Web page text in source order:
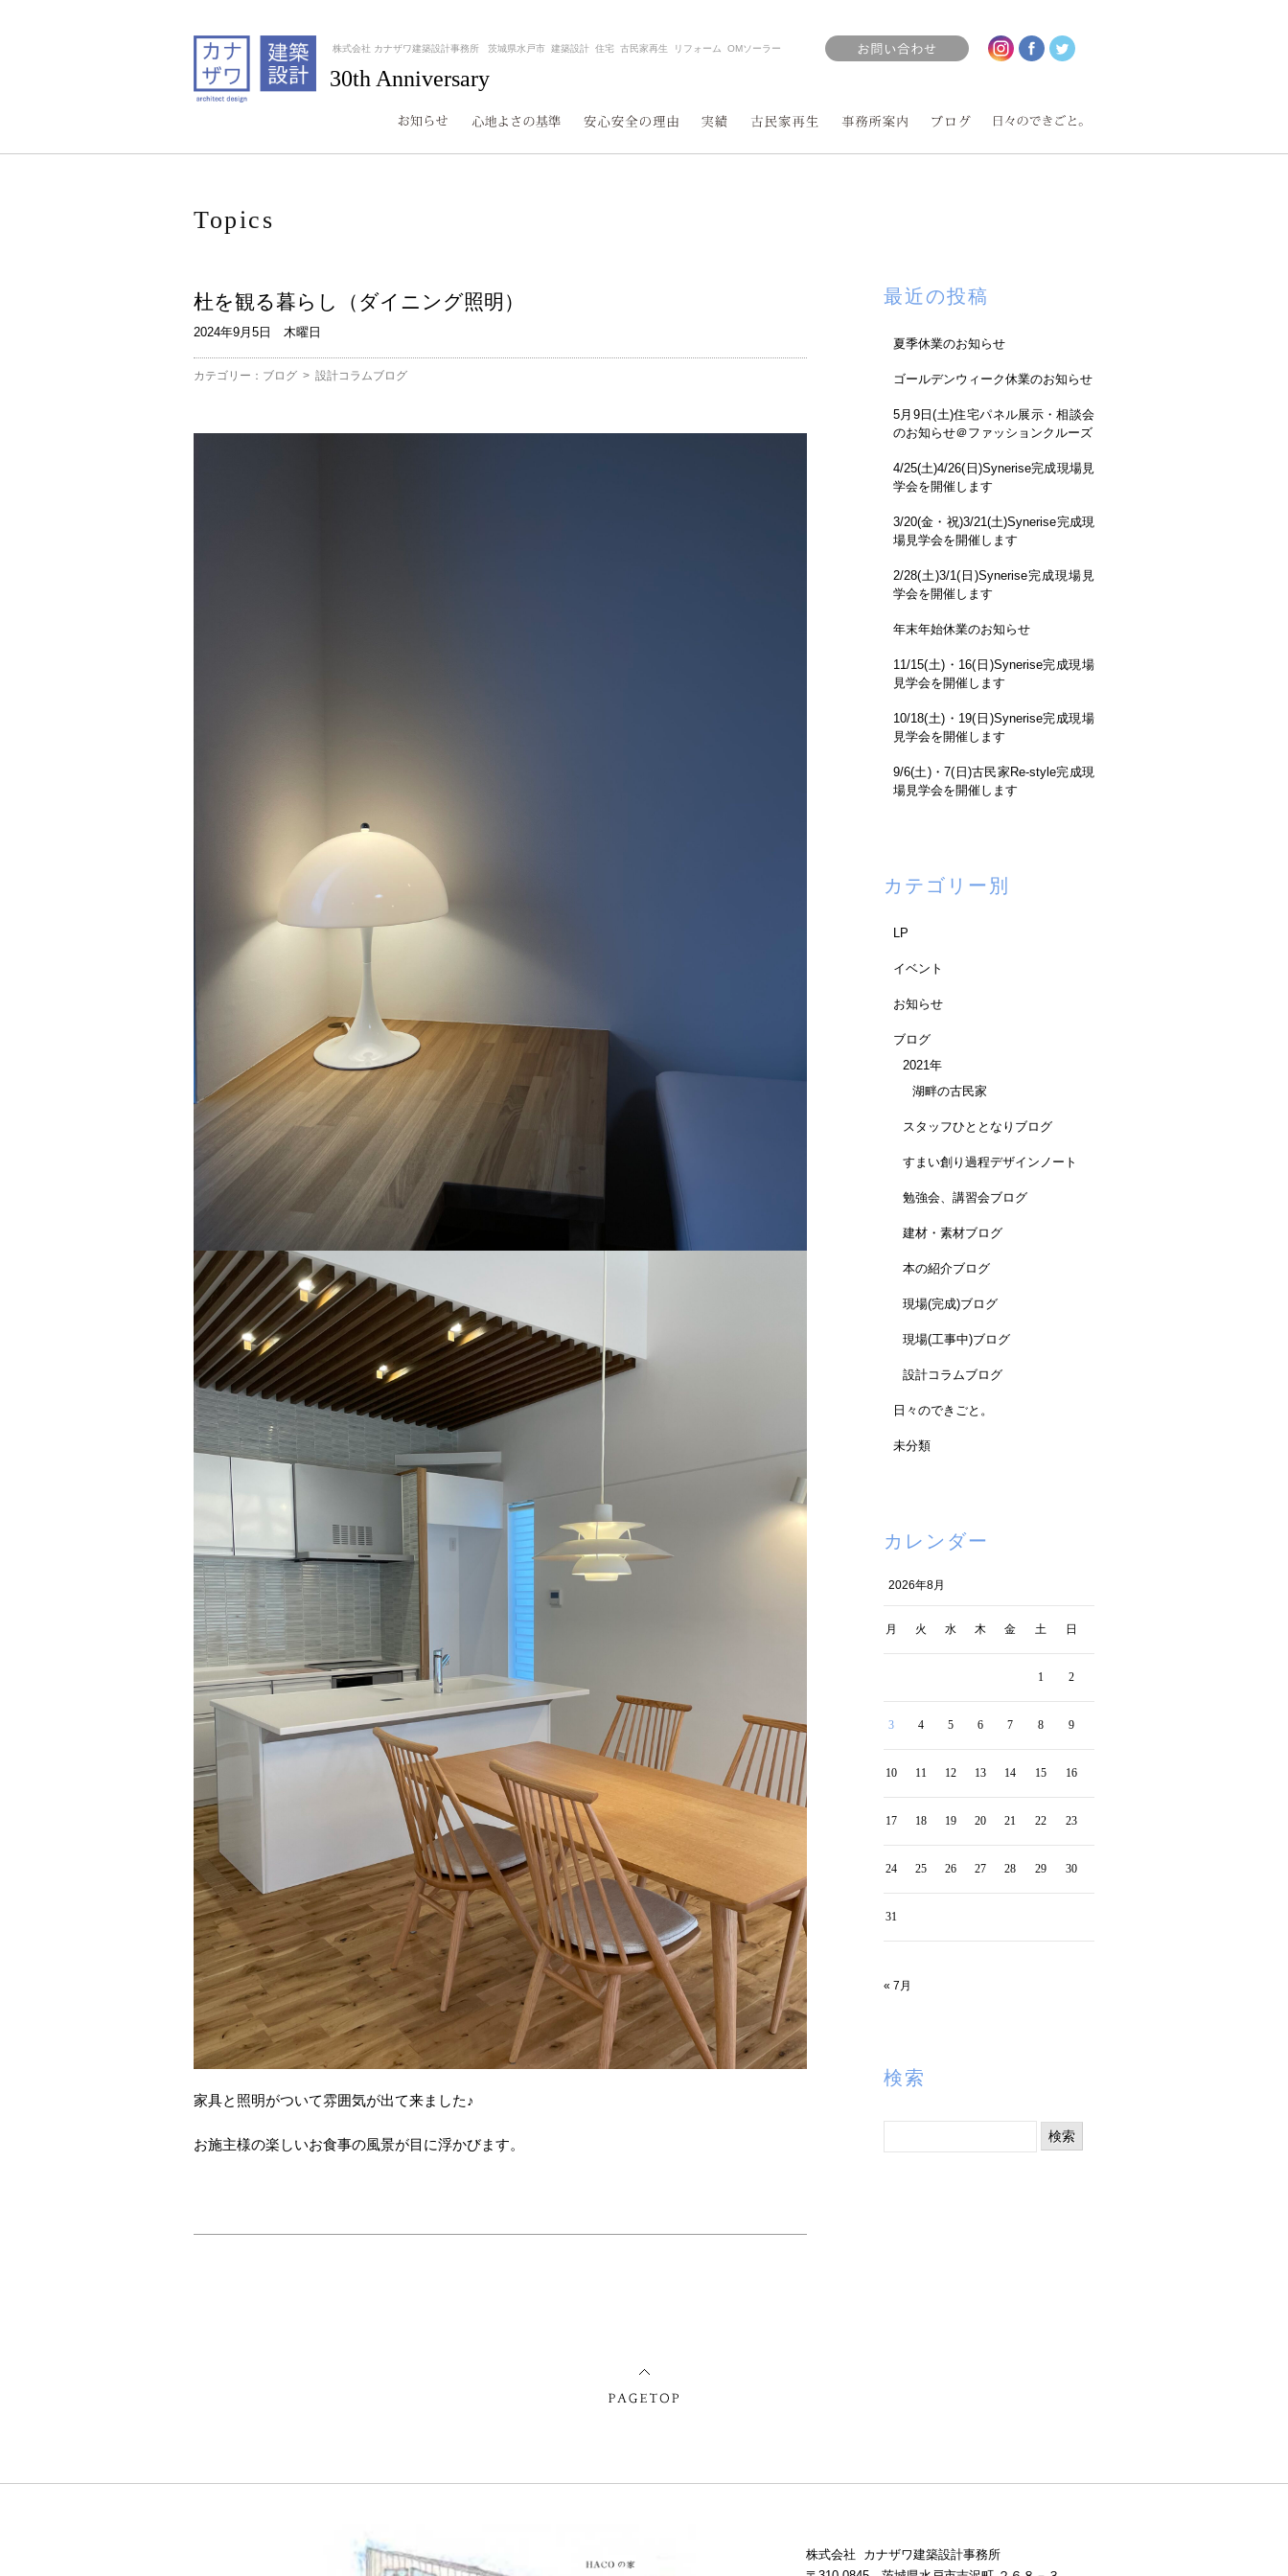
30th Anniversary
株式会社 カナザワ建築設計事務所 茨城県水戸市 建築設計 住宅 古民家再生 リフォーム OMソーラー
Topics
杜を観る暮らし（ダイニング照明）
2024年9月5日 木曜日
カテゴリー： ブログ > 設計コラムブログ
家具と照明がついて雰囲気が出て来ました♪
お施主様の楽しいお食事の風景が目に浮かびます。
最近の投稿
夏季休業のお知らせ
ゴールデンウィーク休業のお知らせ
5月9日(土)住宅パネル展示・相談会
のお知らせ＠ファッションクルーズ
4/25(土)4/26(日)Synerise完成現場見
学会を開催します
3/20(金・祝)3/21(土)Synerise完成現
場見学会を開催します
2/28(土)3/1(日)Synerise完成現場見
学会を開催します
年末年始休業のお知らせ
11/15(土)・16(日)Synerise完成現場
見学会を開催します
10/18(土)・19(日)Synerise完成現場
見学会を開催します
9/6(土)・7(日)古民家Re-style完成現
場見学会を開催します
カテゴリー別
LP
イベント
お知らせ
ブログ
2021年
湖畔の古民家
スタッフひととなりブログ
すまい創り過程デザインノート
勉強会、講習会ブログ
建材・素材ブログ
本の紹介ブログ
現場(完成)ブログ
現場(工事中)ブログ
設計コラムブログ
日々のできごと。
未分類
カレンダー
2026年8月
月 火 水 木 金 土 日
1 2
3 4 5 6 7 8 9
10 11 12 13 14 15 16
17 18 19 20 21 22 23
24 25 26 27 28 29 30
31
« 7月
検索
検
株式会社 カナザワ建築設計事務所